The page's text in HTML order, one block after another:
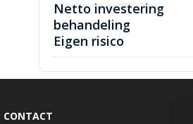
Netto investering
behandeling
Eigen risico
CONTACT